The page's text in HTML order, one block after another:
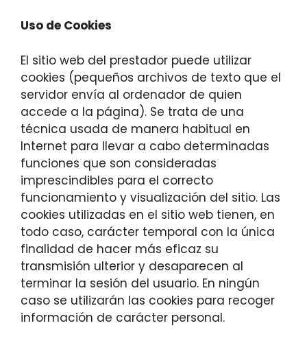
Uso de Cookies
El sitio web del prestador puede utilizar
cookies (pequeños archivos de texto que el
servidor envía al ordenador de quien
accede a la página). Se trata de una
técnica usada de manera habitual en
Internet para llevar a cabo determinadas
funciones que son consideradas
imprescindibles para el correcto
funcionamiento y visualización del sitio. Las
cookies utilizadas en el sitio web tienen, en
todo caso, carácter temporal con la única
finalidad de hacer más eficaz su
transmisión ulterior y desaparecen al
terminar la sesión del usuario. En ningún
caso se utilizarán las cookies para recoger
información de carácter personal.